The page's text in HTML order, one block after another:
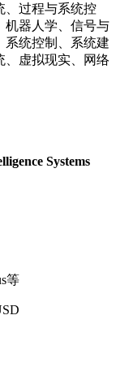
、过程与系统控
机器人学、信号与
系统控制、系统建
、虚拟现实、网络
Systems
等